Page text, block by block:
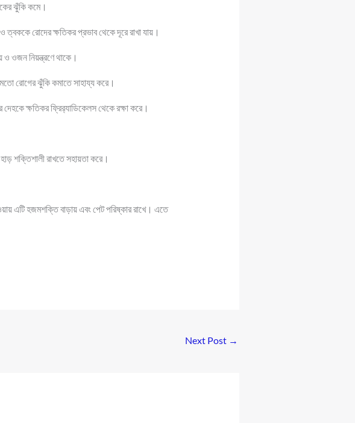
ঝুঁকি কমে।
ত্বককে রোদের ক্ষতিকর প্রভাব থেকে দূরে রাখা যায়।
ও ওজন নিয়ন্ত্রণে থাকে।
রোগের ঝুঁকি কমাতে সাহায্য করে।
দেহকে ক্ষতিকর ফ্রির‌্যাডিকেলস থেকে রক্ষা করে।
শক্তিশালী রাখতে সহায়তা করে।
এটি হজমশক্তি বাড়ায় এবং পেট পরিষ্কার রাখে। এতে
Next Post →